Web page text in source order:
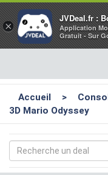
×
JVDeal.fr :
Application
Gratuit - Sur
Accueil >
3D Mario Odyssey